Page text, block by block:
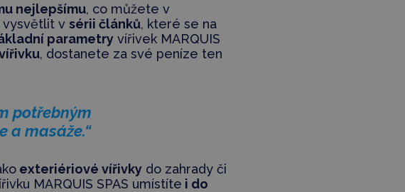
nejlepšímu, co můžete v
vysvětlit v sérii článků, které se na
parametryvířivek MARQUIS
, dostanete za své peníze ten
potřebným
a masáže.“
exteriériové vířivkydo zahrady či
MARQUIS SPAS umístíte i do